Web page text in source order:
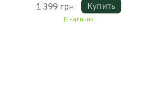
Retreat 275 г
1 399 грн Купить
В наличии